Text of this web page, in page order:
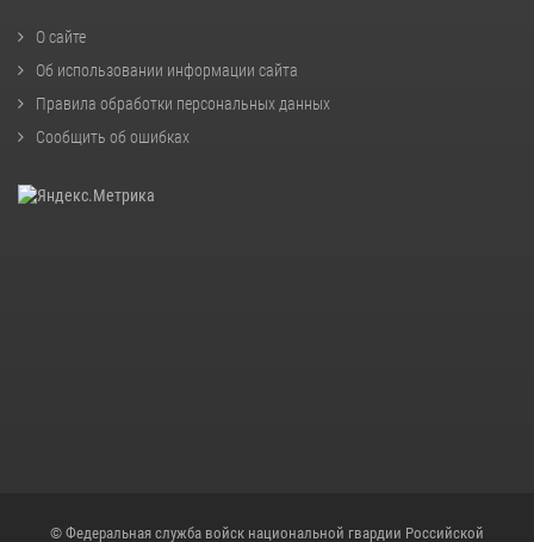
О сайте
Об использовании информации сайта
Правила обработки персональных данных
Сообщить об ошибках
© Федеральная служба войск национальной гвардии Российской